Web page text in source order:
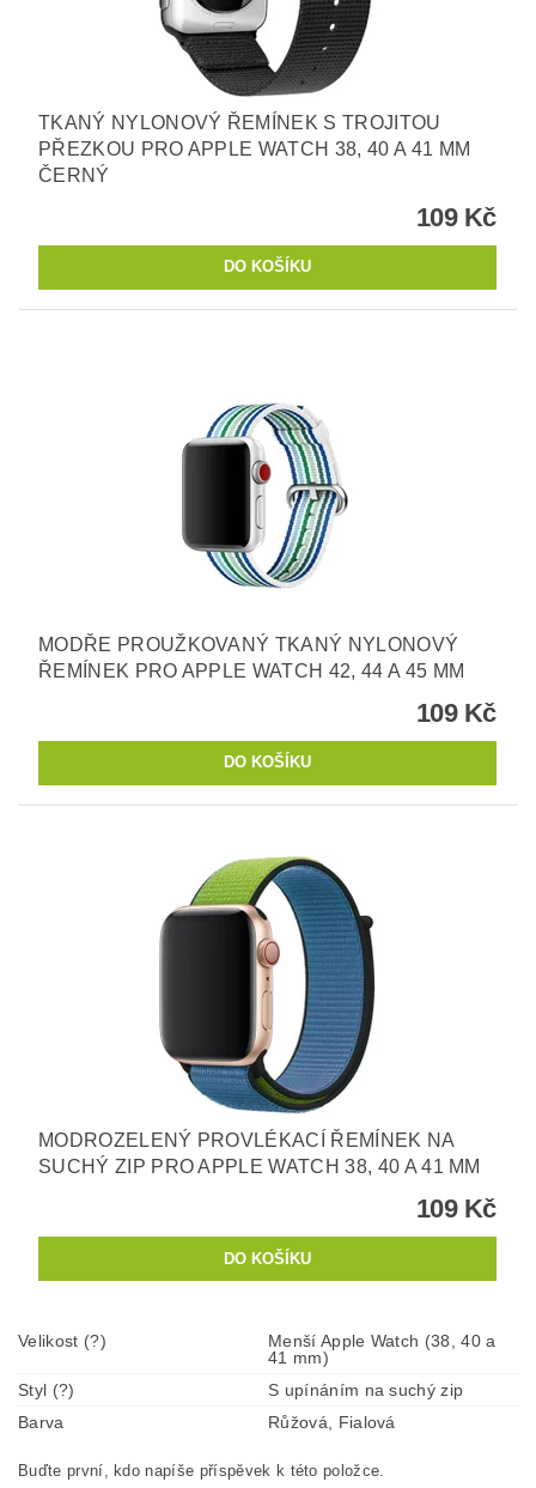
TKANÝ NYLONOVÝ ŘEMÍNEK S TROJITOU
PŘEZKOU PRO APPLE WATCH 38, 40 A 41 MM
ČERNÝ
109 Kč
MODŘE PROUŽKOVANÝ TKANÝ NYLONOVÝ
ŘEMÍNEK PRO APPLE WATCH 42, 44 A 45 MM
109 Kč
MODROZELENÝ PROVLÉKACÍ ŘEMÍNEK NA
SUCHÝ ZIP PRO APPLE WATCH 38, 40 A 41 MM
109 Kč
Velikost (?)
Menší Apple Watch (38, 40 a
41 mm)
Styl (?)
S upínáním na suchý zip
Barva
Růžová, Fialová
Buďte první, kdo napíše příspěvek k této položce.